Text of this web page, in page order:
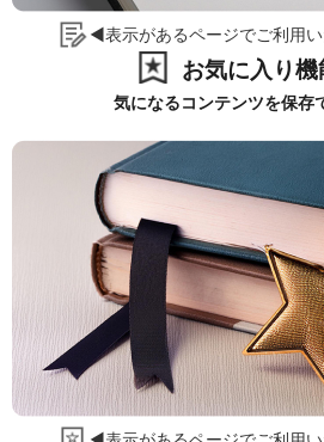
◀表示があるページでご利用い
お気に入り機
気になるコンテンツを保存